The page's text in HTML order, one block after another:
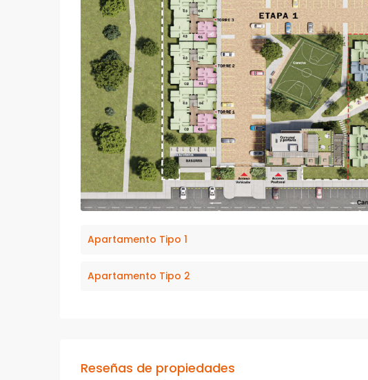
Apartamento Tipo 1
Apartamento Tipo 2
Reseñas de propiedades